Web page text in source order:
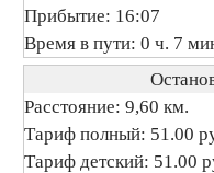
Прибытие: 16:07
Время в пути: 0 ч. 7
Расстояние: 9,60 км.
Тариф полный: 51.00
Тариф детский: 51.00